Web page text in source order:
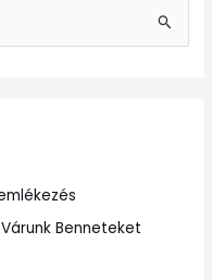
Benneteket